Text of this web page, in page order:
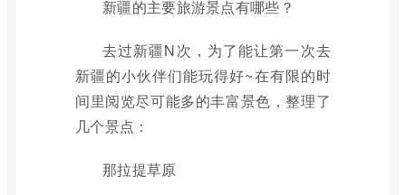
新疆的主要旅游景点有哪些？
去过新疆N次，为了能让第一次去
新疆的小伙伴们能玩得好~在有限的时
间里阅览尽可能多的丰富景色，整理了
几个景点：
那拉提草原